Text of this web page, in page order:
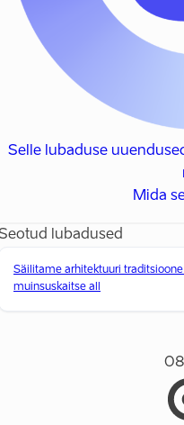
Selle lubaduse
Mida
lubadused
Säilitame arhitektuuri
muinsuskaitse all